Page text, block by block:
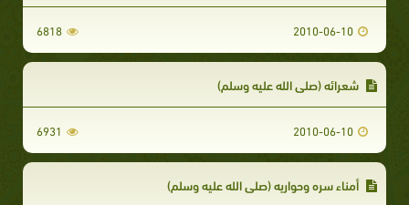
2010-06-10
6818
شعرائه (صلى الله عليه وسلم)
2010-06-10
6931
أمناء سره وحواريه (صلى الله عليه وسلم)